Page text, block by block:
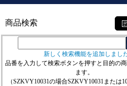
商品検索
新しく検索機能を追加しまし
品番を入力して検索ボタンを押すと目的の
ます。
（SZKVY10031の場合SZKVY10031または